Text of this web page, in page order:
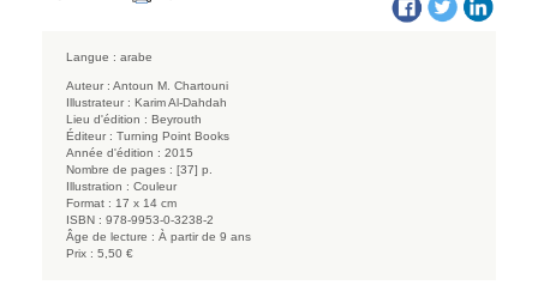
Langue : arabe
Auteur : Antoun M. Chartouni
Illustrateur : Karim Al-Dahdah
Lieu d'édition : Beyrouth
Éditeur : Turning Point Books
Année d'édition : 2015
Nombre de pages : [37] p.
Illustration : Couleur
Format : 17 x 14 cm
ISBN : 978-9953-0-3238-2
Âge de lecture : À partir de 9 ans
Prix : 5,50 €